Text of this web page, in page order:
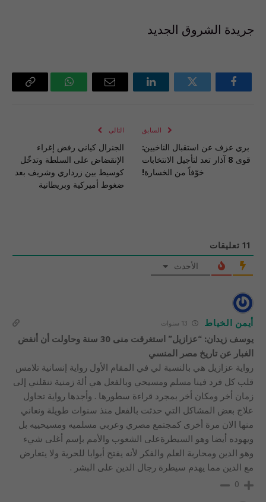
جريدة الشروق الجديد
فيسبوك تويتر لينكدإن
البريد
واتساب Copy
السابق
بري عزف عن استقبال الناخبين:
قوى 8 آذار تعد لتأجيل الانتخابات
خوّفاً من الخسارة!
التالي
الجنرال كياني رفض إغراء
الإنقضاض على السلطة وتدخّل
كوسيط بين زرداري وشريف بعد
ضغوط أميركية وبريطانية
11 تعليقات
الأحدث
أيمن الخياط
يوسف زيدان: “عزازيل” استغرقت منى 30 سنة وحاولت أن أنفض
الغبار عن تاريخ مصر المنسي
رواية عزازيل هي بالنسبة لي في المقام الأول رواية إنسانية تلامس
قلب كل فرد فينا مسلم ومسيحي وبالفعل هي ألة زمنية تنقلني إلى
زمان أخر ومكان أخر بمجرد قراءة سطورها . وأجدها رواية تحاول
علاج بعض المشاكل التي حدثت بالفعل منذ سنوات طويلة ونعاني
منها الان مرة أخرى كمجتمع مصري وعربي مسلميه ومسيحييه بل
ويهوده أيضا وهو السيطرةعلى الشعوب والأمم بإسم أغلى شيء
وهو الدين ومحاربة العلم والفكر لأنه يفتح أبوابا للحرية ولا يتعارض
مع الدين مما يهدم سيطرة رجال الدين على البشر .
0